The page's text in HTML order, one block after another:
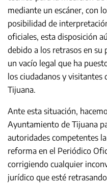
mediante un escáner, con
posibilidad de
oficiales, esta disposición
debido a los retrasos en su
un vacío legal que ha
los ciudadanos y visitantes
Tijuana.
Ante esta situación,
Ayuntamiento de Tijuana
autoridades competentes
reforma en el Periódico
corrigiendo cualquier
jurídico que esté